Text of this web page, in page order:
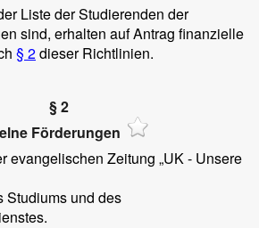
Liste der Studierenden der
sind, erhalten auf Antrag finanzielle
§ 2dieser Richtlinien.
§ 2
Förderungen
evangelischen Zeitung „UK - Unsere
Studiums und des